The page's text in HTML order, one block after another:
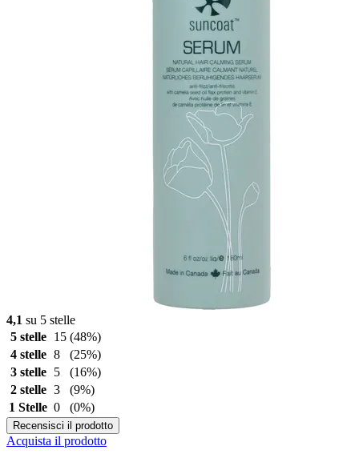
4,1 su 5 stelle
5 stelle
15 (48%)
4 stelle 8
(25%)
3 stelle
5
(16%)
2 stelle 3
(9%)
1 Stelle 0 (0%)
Recensisci il prodotto
Acquista il prodotto